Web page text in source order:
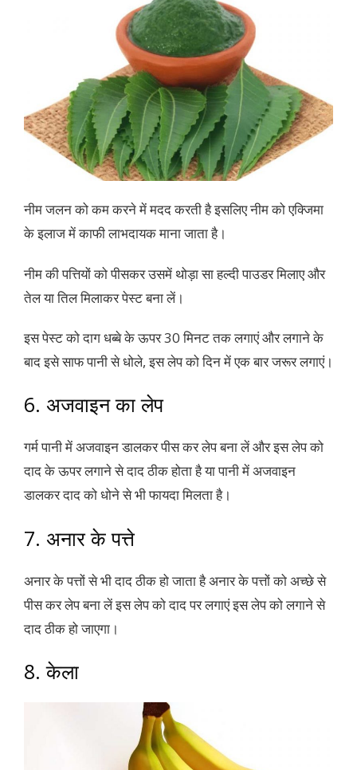
नीम जलन को कम करने में मदद करती है इसलिए नीम को एक्जिमा
के इलाज में काफी लाभदायक माना जाता है।
नीम की पत्तियों को पीसकर उसमें थोड़ा सा हल्दी पाउडर मिलाए और
तेल या तिल मिलाकर पेस्ट बना लें।
इस पेस्ट को दाग धब्बे के ऊपर 30 मिनट तक लगाएं और लगाने के
बाद इसे साफ पानी से धोले, इस लेप को दिन में एक बार जरूर लगाएं।
6. अजवाइन का लेप
गर्म पानी में अजवाइन डालकर पीस कर लेप बना लें और इस लेप को
दाद के ऊपर लगाने से दाद ठीक होता है या पानी में अजवाइन
डालकर दाद को धोने से भी फायदा मिलता है।
7. अनार के पत्ते
अनार के पत्तों से भी दाद ठीक हो जाता है अनार के पत्तों को अच्छे से
पीस कर लेप बना लें इस लेप को दाद पर लगाएं इस लेप को लगाने से
दाद ठीक हो जाएगा।
8. केला